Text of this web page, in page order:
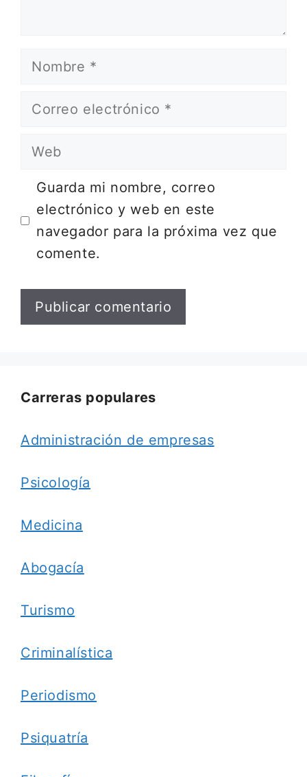
Nombre
Correo
Web
Guarda mi nombre, correo
electrónico y web en este
navegador para la próxima vez que
comente.
Carreras populares
Administración de empresas
Psicología
Medicina
Abogacía
Turismo
Criminalística
Periodismo
Psiquatría